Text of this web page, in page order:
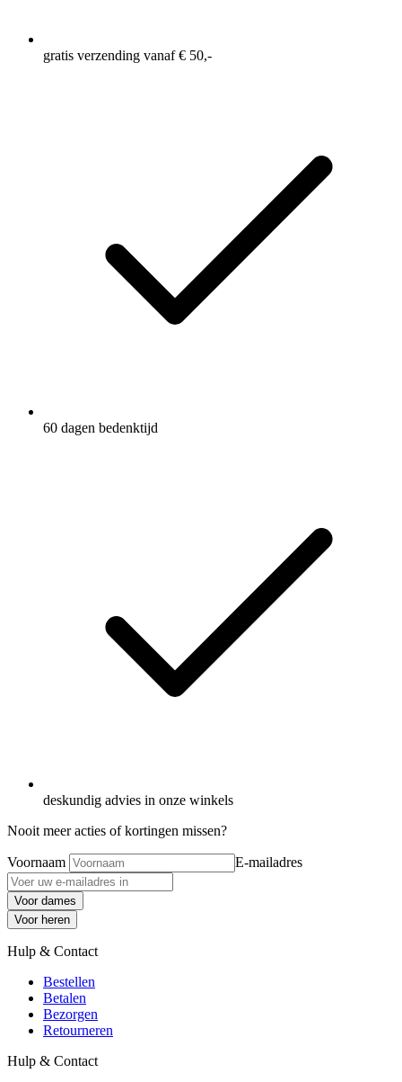
gratis verzending vanaf € 50,-
60 dagen bedenktijd
deskundig advies in onze winkels
Nooit meer acties of kortingen missen?
Voornaam E-mailadres
Voor dames
Voor heren
Hulp & Contact
Bestellen
Betalen
Bezorgen
Retourneren
Hulp & Contact